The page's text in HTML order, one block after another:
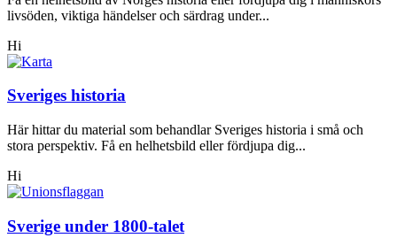
livsöden, viktiga händelser och särdrag under...
Hi
Sveriges historia
Här hittar du material som behandlar Sveriges historia i små och
stora perspektiv. Få en helhetsbild eller fördjupa dig...
Hi
Sverige under 1800-talet